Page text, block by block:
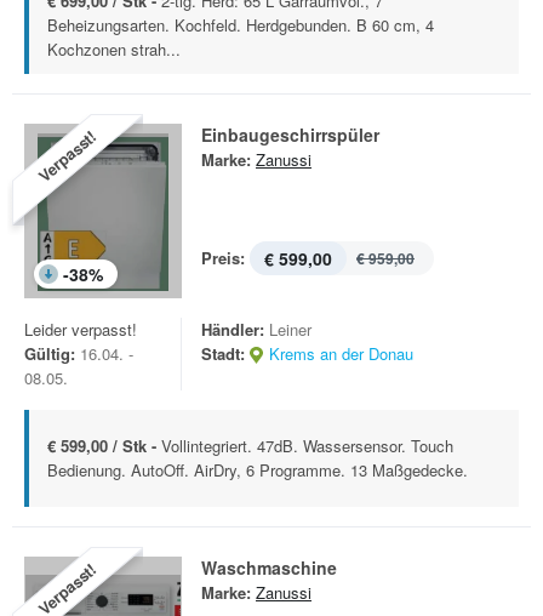
Beheizungsarten. Kochfeld. Herdgebunden. B 60 cm, 4
Kochzonen strah...
Verpasst!
-38%
Einbaugeschirrspüler
Marke: Zanussi
Preis: € 599,00 € 959,00
Leider verpasst!
Gültig: 16.04. -
08.05.
Händler: Leiner
Stadt:
Krems an der Donau
€ 599,00 / Stk - Vollintegriert. 47dB. Wassersensor. Touch
Bedienung. AutoOff. AirDry, 6 Programme. 13 Maßgedecke.
Verpasst! Waschmaschine
Marke: Zanussi